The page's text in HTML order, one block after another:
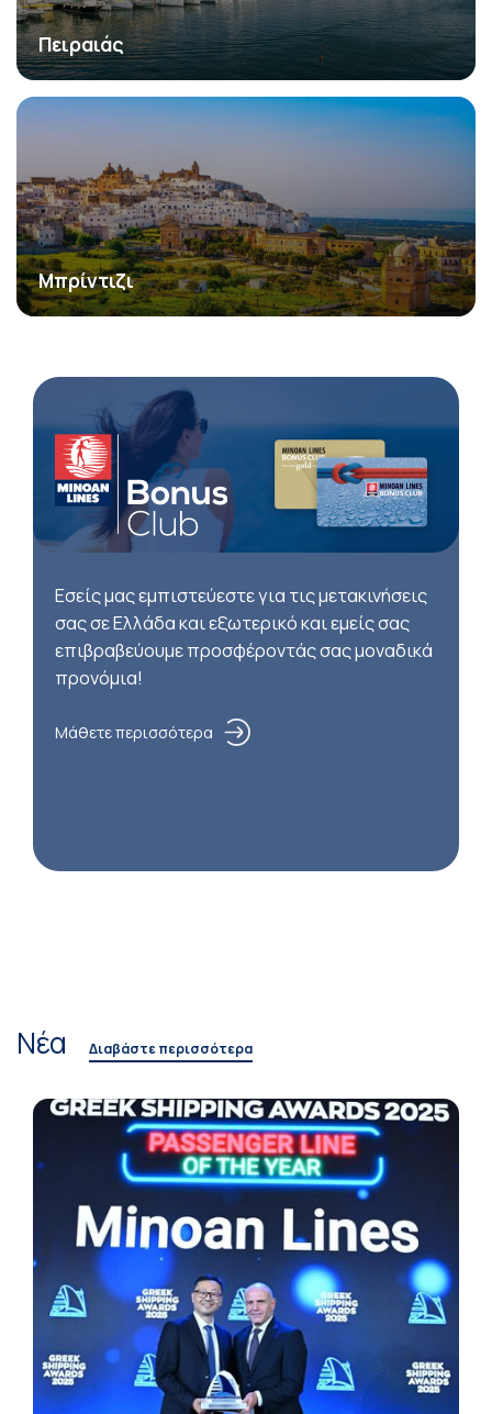
Πειραιάς
Μπρίντιζι
Εσείς μας εμπιστεύεστε για τις μετακινήσεις
σας σε Ελλάδα και εξωτερικό και εμείς σας
επιβραβεύουμε προσφέροντάς σας μοναδικά
προνόμια!
Μάθετε περισσότερα
Νέα Διαβάστε περισσότερα